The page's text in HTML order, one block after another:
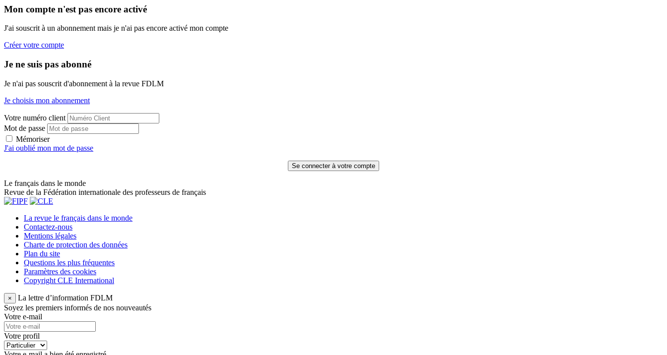
Mon compte n'est pas encore activé
J'ai souscrit à un abonnement mais je n'ai pas encore activé mon compte
Créer votre compte
Je ne suis pas abonné
Je n'ai pas souscrit d'abonnement à la revue FDLM
Je choisis mon abonnement
Votre numéro client
Mot de passe
Mémoriser
J'ai oublié mon mot de passe
Le français dans le monde
Revue de la Fédération internationale des professeurs de français
La revue le français dans le monde
Contactez-nous
Mentions légales
Charte de protection des données
Plan du site
Questions les plus fréquentes
Paramètres des cookies
Copyright CLE International
×
La lettre d’information FDLM
Soyez les premiers informés de nos nouveautés
Votre e-mail
Votre profil